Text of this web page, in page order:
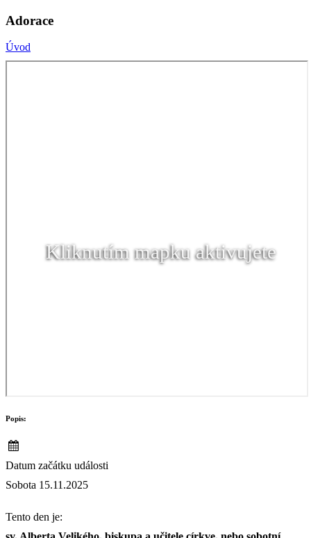
Adorace
Úvod
Kliknutím mapku aktivujete
Popis:
Datum začátku události
Sobota 15.11.2025
Tento den je: